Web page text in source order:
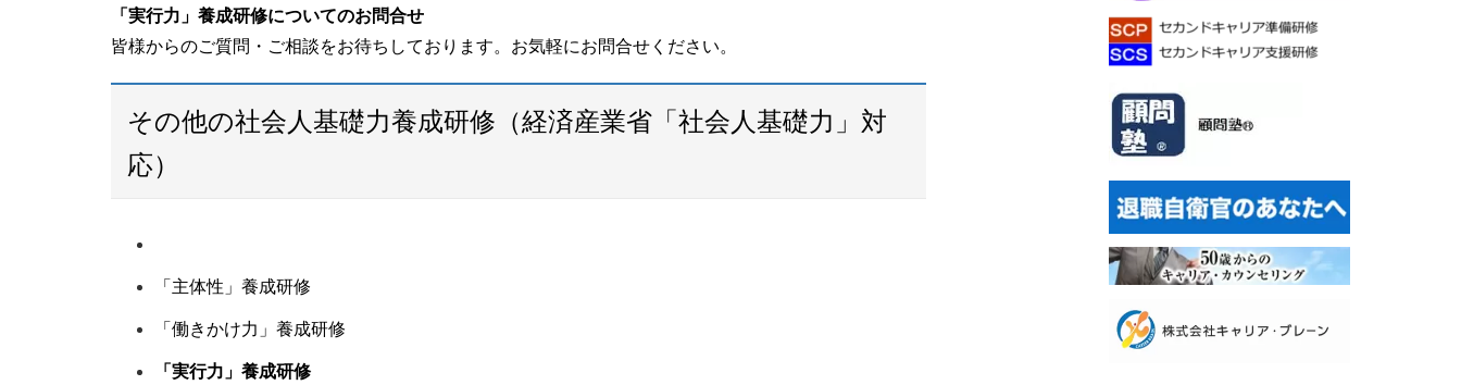
「実行力」養成研修についてのお問合せ
皆様からのご質問・ご相談をお待ちしております。お気軽にお問合せください。
その他の社会人基礎力養成研修（経済産業省「社会人基礎力」対
応）
「主体性」養成研修
「働きかけ力」養成研修
「実行力」養成研修